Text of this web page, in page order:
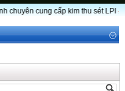
cung cấp kim thu sét LPI